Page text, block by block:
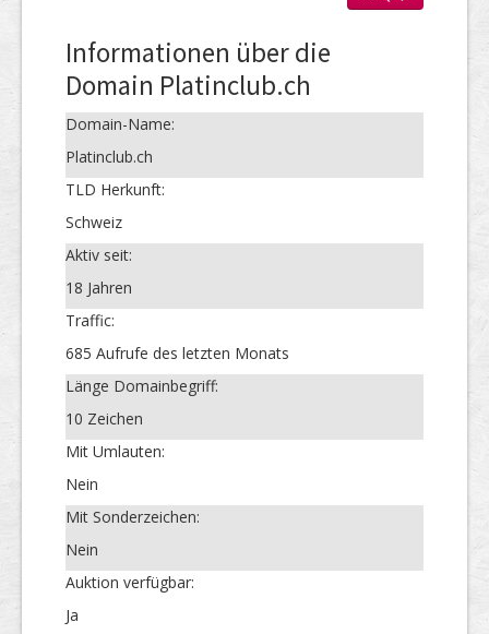
Informationen über die
Domain Platinclub.ch
Domain-Name:
Platinclub.ch
TLD Herkunft:
Schweiz
Aktiv seit:
18 Jahren
Traffic:
685 Aufrufe des letzten Monats
Länge Domainbegriff:
10 Zeichen
Mit Umlauten:
Nein
Mit Sonderzeichen:
Nein
Auktion verfügbar:
Ja